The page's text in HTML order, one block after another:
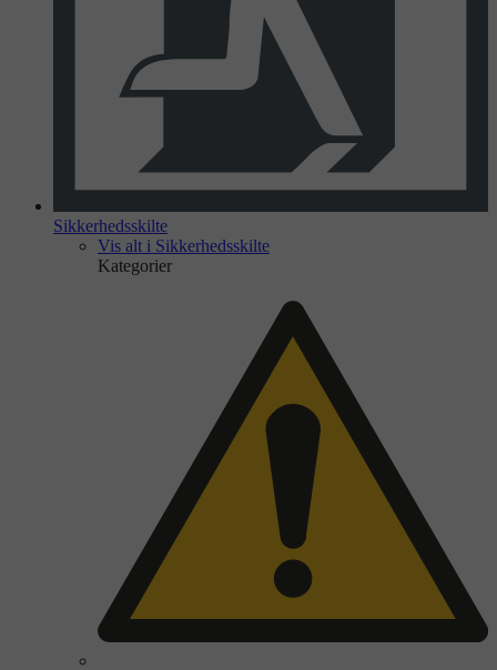
Sikkerhedsskilte
Vis alt i Sikkerhedsskilte
Kategorier